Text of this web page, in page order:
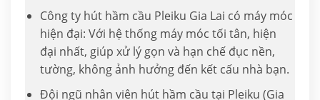
Công ty hút hầm cầu Pleiku Gia Lai có máy móc
hiện đại: Với hệ thống máy móc tối tân, hiện
đại nhất, giúp xử lý gọn và hạn chế đục nền,
tường, không ảnh hưởng đến kết cấu nhà bạn.
Đội ngũ nhân viên hút hầm cầu tại Pleiku (Gia